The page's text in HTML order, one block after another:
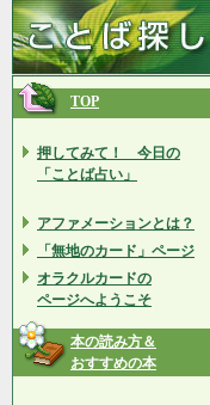
TOP
押してみて！ 今日の
「ことば占い」
アファメーションとは？
「無地のカード」ページ
オラクルカードの
ページへようこそ
本の読み方＆
おすすめの本